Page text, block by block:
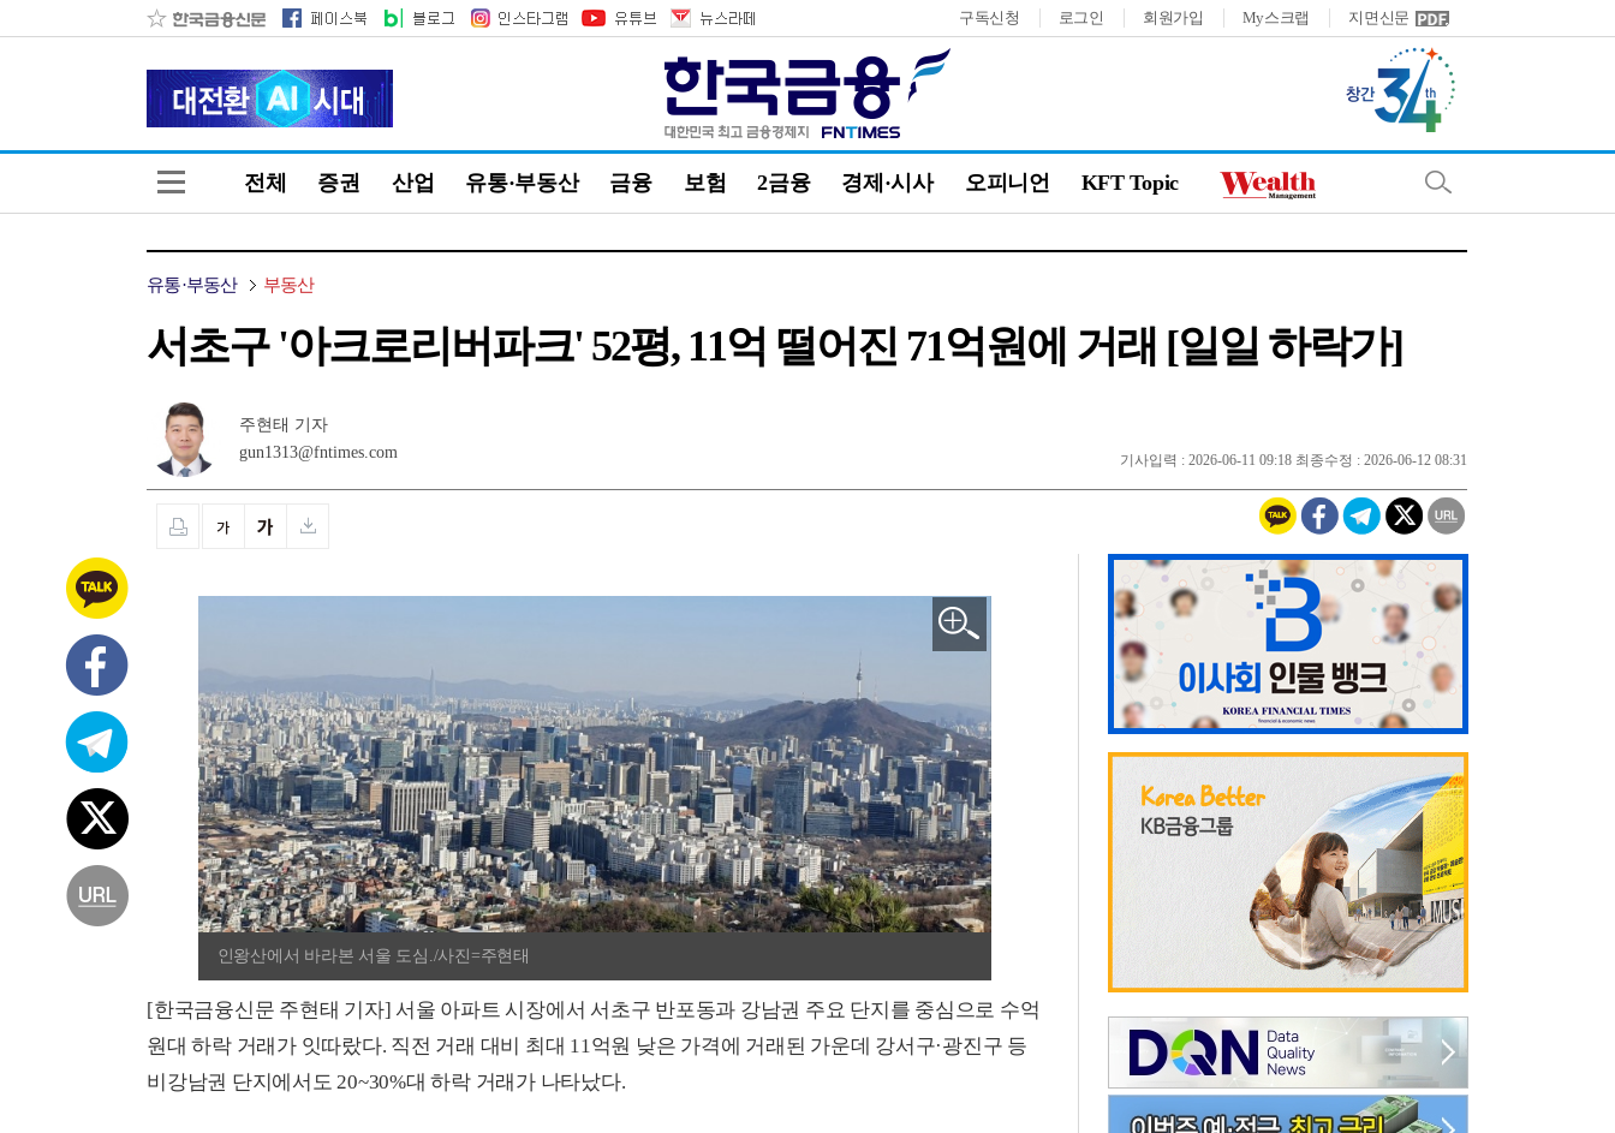
구독신청 로그인 회원가입 My스크랩 지면신문
전체 증권 산업 유통·부동산 금융 보험 2금융 경제·시사 오피니언 KFT Topic
유통·부동산 부동산
서초구 '아크로리버파크' 52평, 11억 떨어진 71억원에 거래 [일일 하락가]
주현태 기자
gun1313@fntimes.com
기사입력 : 2026-06-11 09:18 최종수정 : 2026-06-12 08:31
인왕산에서 바라본 서울 도심./사진=주현태
[한국금융신문 주현태 기자] 서울 아파트 시장에서 서초구 반포동과 강남권 주요 단지를 중심으로 수억
원대 하락 거래가 잇따랐다. 직전 거래 대비 최대 11억원 낮은 가격에 거래된 가운데 강서구·광진구 등
비강남권 단지에서도 20~30%대 하락 거래가 나타났다.